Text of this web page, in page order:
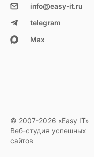
info@easy-it.ru
telegram
Max
© 2007-2026 «Easy IT»
Веб-студия успешных
сайтов